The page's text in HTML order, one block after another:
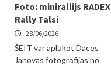
Foto: minirallijs RADEX
Rally Talsi
28/06/2026
ŠEIT var aplūkot Daces
Janovas fotogrāfijas no